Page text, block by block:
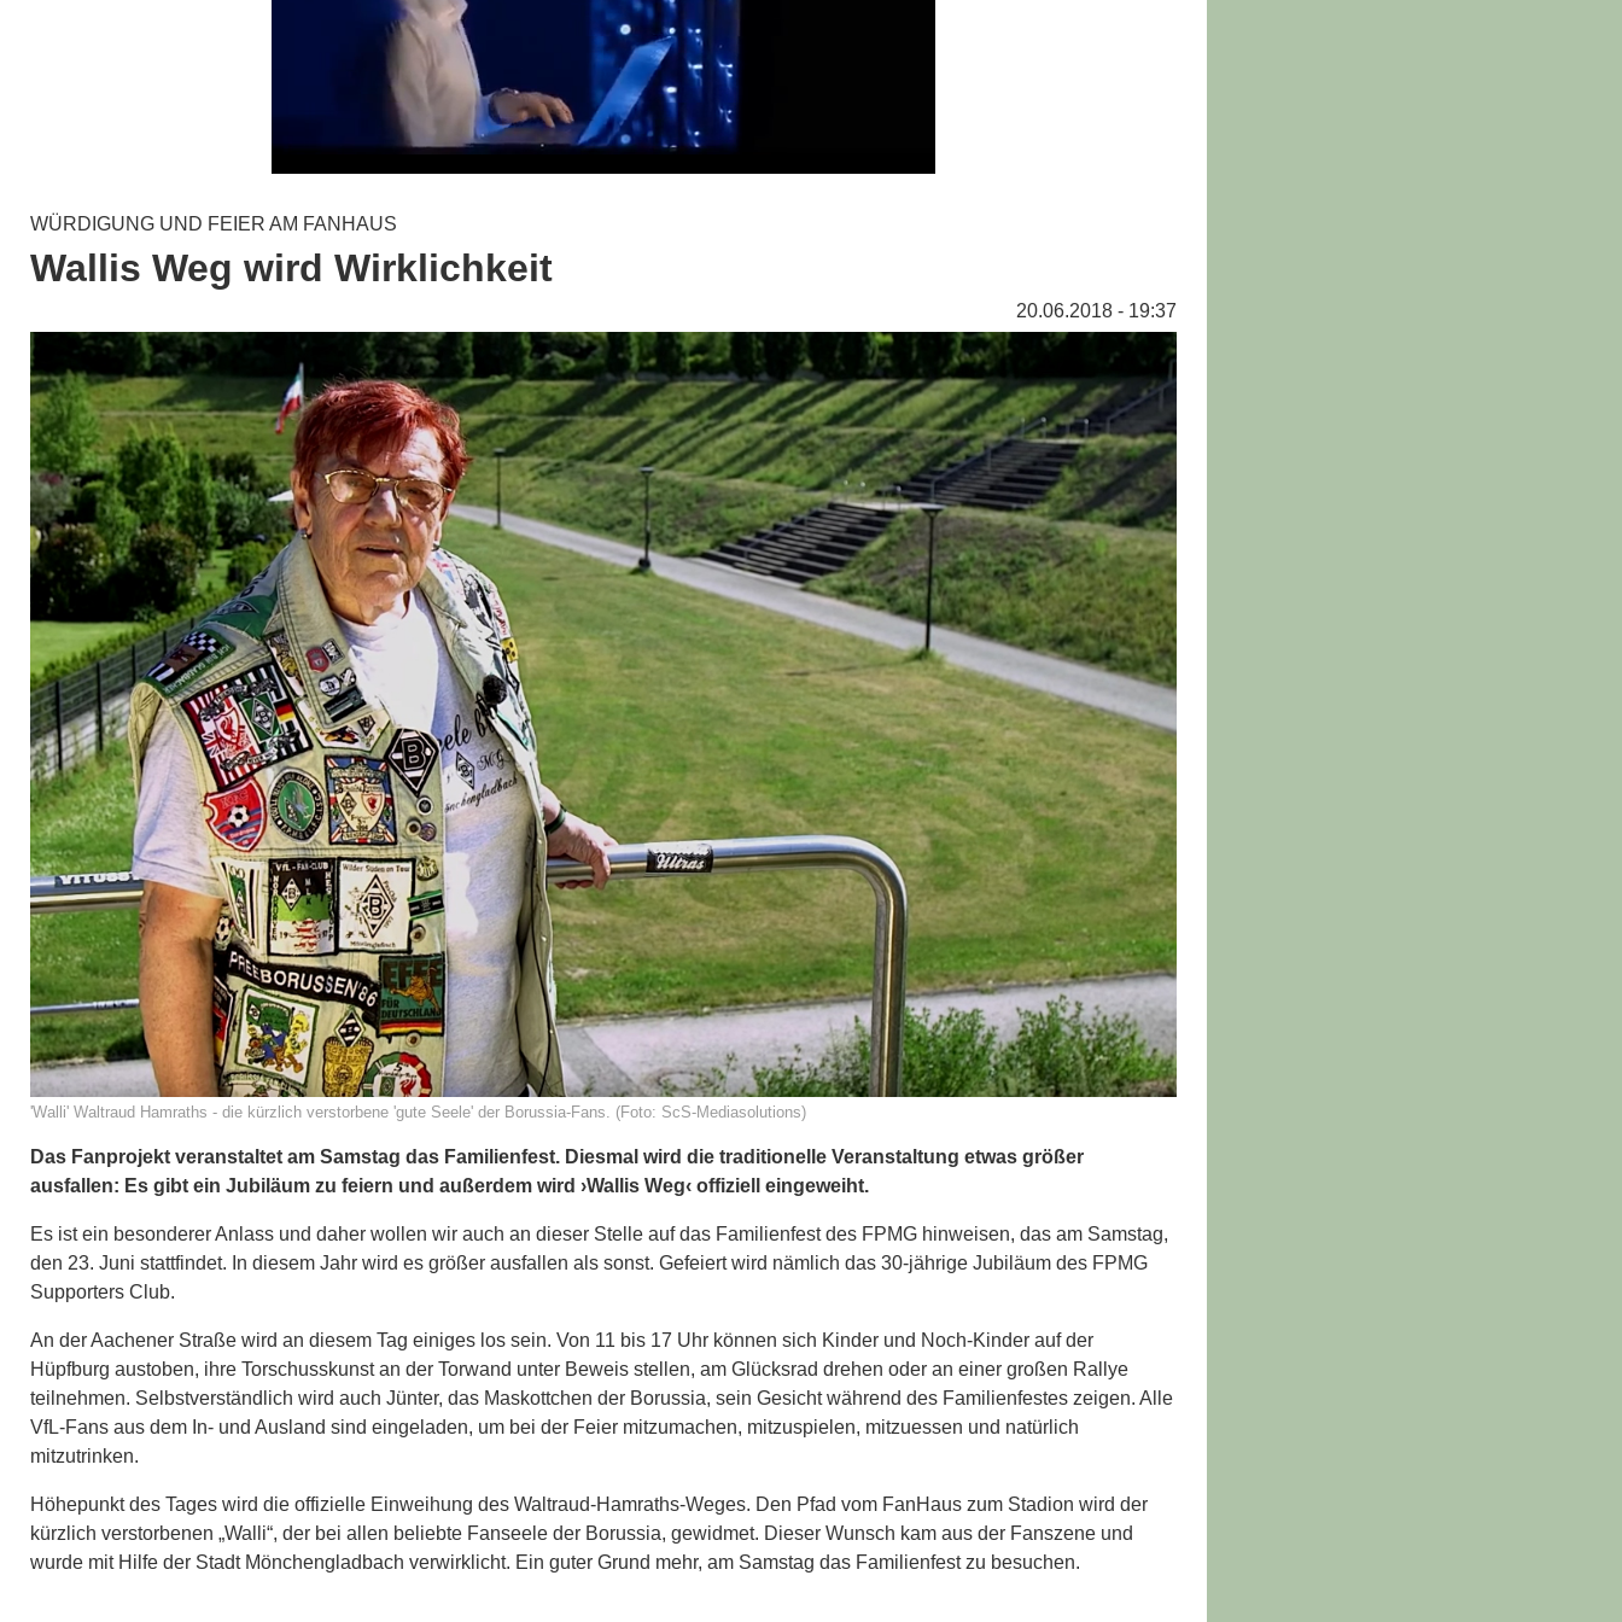
WÜRDIGUNG UND FEIER AM FANHAUS
Wallis Weg wird Wirklichkeit
20.06.2018 - 19:37
'Walli' Waltraud Hamraths - die kürzlich verstorbene 'gute Seele' der Borussia-Fans. (Foto: ScS-Mediasolutions)
Das Fanprojekt veranstaltet am Samstag das Familienfest. Diesmal wird die traditionelle Veranstaltung etwas größer
ausfallen: Es gibt ein Jubiläum zu feiern und außerdem wird ›Wallis Weg‹ offiziell eingeweiht.
Es ist ein besonderer Anlass und daher wollen wir auch an dieser Stelle auf das Familienfest des FPMG hinweisen, das am Samstag,
den 23. Juni stattfindet. In diesem Jahr wird es größer ausfallen als sonst. Gefeiert wird nämlich das 30-jährige Jubiläum des FPMG
Supporters Club.
An der Aachener Straße wird an diesem Tag einiges los sein. Von 11 bis 17 Uhr können sich Kinder und Noch-Kinder auf der
Hüpfburg austoben, ihre Torschusskunst an der Torwand unter Beweis stellen, am Glücksrad drehen oder an einer großen Rallye
teilnehmen. Selbstverständlich wird auch Jünter, das Maskottchen der Borussia, sein Gesicht während des Familienfestes zeigen. Alle
VfL-Fans aus dem In- und Ausland sind eingeladen, um bei der Feier mitzumachen, mitzuspielen, mitzuessen und natürlich
mitzutrinken.
Höhepunkt des Tages wird die offizielle Einweihung des Waltraud-Hamraths-Weges. Den Pfad vom FanHaus zum Stadion wird der
kürzlich verstorbenen „Walli“, der bei allen beliebte Fanseele der Borussia, gewidmet. Dieser Wunsch kam aus der Fanszene und
wurde mit Hilfe der Stadt Mönchengladbach verwirklicht. Ein guter Grund mehr, am Samstag das Familienfest zu besuchen.